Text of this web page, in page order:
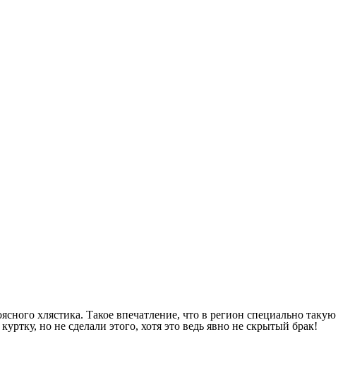
хлястика. Такое впечатление, что в регион специально такую
но не сделали этого, хотя это ведь явно не скрытый брак!